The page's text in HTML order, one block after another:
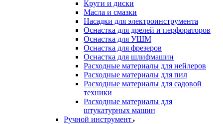
Круги и диски
Масла и смазки
Насадки для электроинструмента
Оснастка для дрелей и перфораторов
Оснастка для УШМ
Оснастка для фрезеров
Оснастка для шлифмашин
Расходные материалы для нейлеров
Расходные материалы для пил
Расходные материалы для садовой
техники
Расходные материалы для
штукатурных машин
Ручной инструмент